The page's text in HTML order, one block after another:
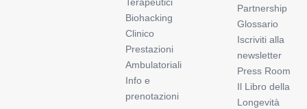
Biohacking
Clinico
Prestazioni
Ambulatoriali
Info e
prenotazioni
Partnership
Glossario
Iscriviti alla
newsletter
Press Room
Il Libro della
Longevità